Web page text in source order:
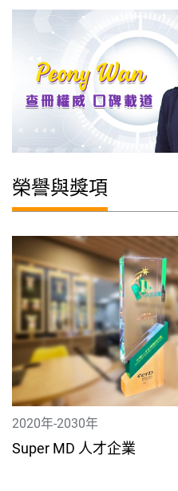
榮譽與獎項
2020年-2030年
Super MD 人才企業